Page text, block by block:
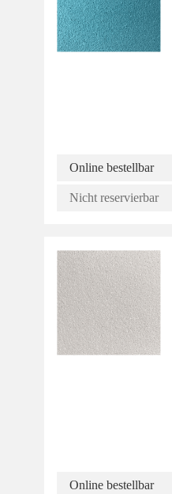
Online bestellbar
Nicht reservierbar
Online bestellbar